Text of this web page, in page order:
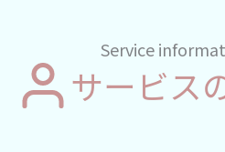
Service
サービス